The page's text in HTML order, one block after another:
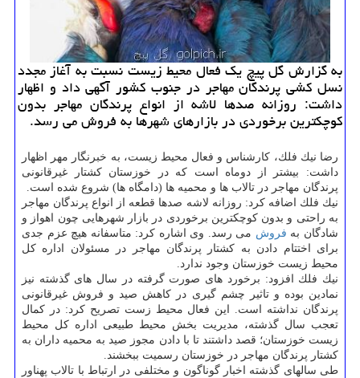
به گزارش گل پیچ یك فعال محیط زیست نسبت به آغاز مجدد
نسل كشی پرندگان مهاجر در جنوب كشور آگهی داد و اظهار
داشت: روزانه صدها لاشه از انواع پرندگان مهاجر بدون
كوچكترین برخوردی در بازارهای شهرها به فروش می رسد.
رضا نیك فلك، كارشناس و فعال محیط زیست، به خبرنگار مهر اظهار
داشت: بیشتر از دوماه است كه در خوزستان كشتار غیرقانونی
پرندگان مهاجر در تالاب ها و محمیه ها (دامگاه ها) شروع شده است.
نیك فلك اضافه كرد: روزانه لاشه صدها قطعه از انواع پرندگان مهاجر
به راحتی و بدون كوچكترین برخوردی در بازار شهرهایی چون اهواز و
شادگان به فروش می رسد. وی اشاره كرد: متاسفانه هیچ عزم جدی
برای اختتام دادن به كشتار پرندگان مهاجر در مسئولان اداره كل
محیط زیست خوزستان وجود ندارد.
نیك فلك افزود: برخورد های صورت گرفته در سال های گذشته نیز
نمادین بوده و تاثیر چشم گیری در كاهش صید و فروش غیرقانونی
پرندگان نداشته است. این فعال محیط زست تصریح كرد: در كمال
تعجب سال گذشته، مدیریت بخش محیط طبیعی اداره كل محیط
زیست خوزستان؛ قصد داشتند تا با دادن مجوز صید به محمیه داران به
كشتار پرندگان مهاجر در خوزستان رسمیت ببخشند.
طی سالهای گذشته اخبار گوناگون و مختلفی در ارتباط با تالاب پهناور